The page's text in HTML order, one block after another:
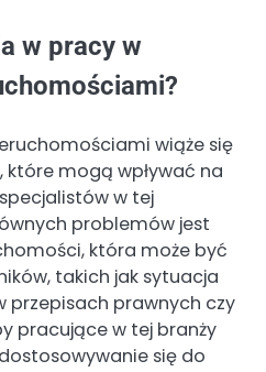
w pracy w
wiąże się
mogą wpływać na
w tej
problemów jest
która może być
takich jak sytuacja
przepisach prawnych czy
pracujące w tej branży
się do